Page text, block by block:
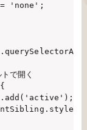
'none';
で開く